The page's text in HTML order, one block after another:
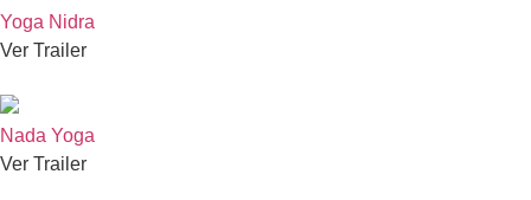
Yoga Nidra
Ver Trailer
Nada Yoga
Ver Trailer